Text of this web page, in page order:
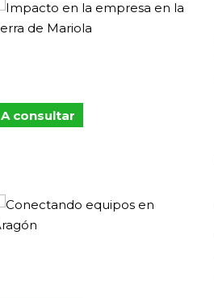
A consultar